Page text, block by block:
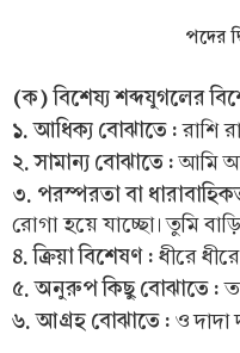
পদের
(ক) বিশেষ্য শব্দযুগলের
১. আধিক্য বোঝাতে :রাশি
২. সামান্য বোঝাতে :আমি
৩. পরস্পরতা বা
রোগা হয়ে যাচ্ছো। তুমি
৪. ক্রিয়া বিশেষণ : ধীরে
৫. অনুরুপ কিছু বোঝাতে :
৬. আগ্রহ বোঝাতে : ও দাদা